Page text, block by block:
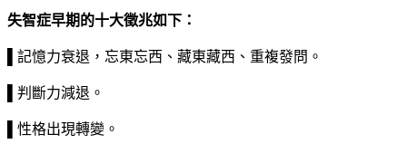
失智症早期的十大徵兆如下：
▌記憶力衰退，忘東忘西、藏東藏西、重複發問。
▌判斷力減退。
▌性格出現轉變。